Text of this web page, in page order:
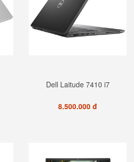
Dell Laitude 7410 i7
8.500.000 đ